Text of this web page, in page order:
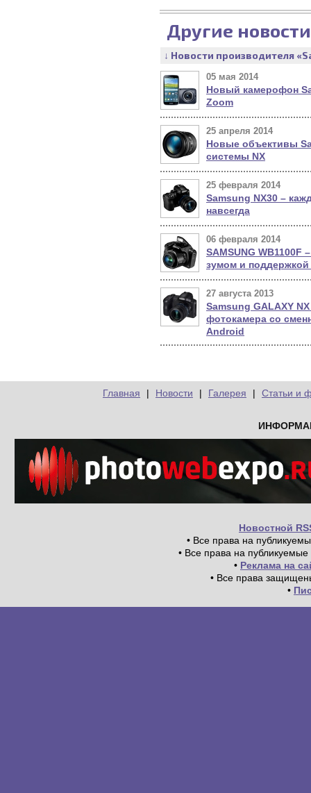
Другие
↓ Новости производителя
05 мая 2014
Новый камерофон
Zoom
25 апреля 2014
Новые объективы
системы NX
25 февраля 2014
Samsung NX30 –
навсегда
06 февраля 2014
SAMSUNG
зумом и поддержкой
27 августа 2013
Samsung GALAXY
фотокамера со
Android
Главная | Новости | Галерея | Статьи и
Новостной
• Все права на
• Все права на
• Реклама на
• Все права
•